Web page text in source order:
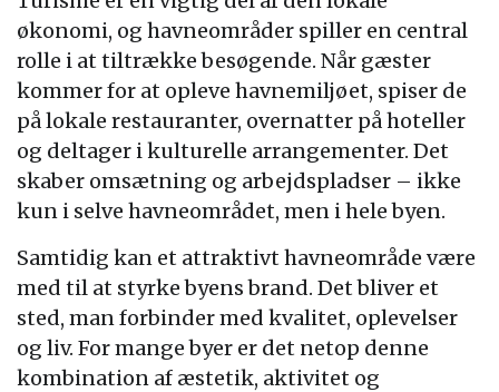
økonomi, og havneområder spiller en central
rolle i at tiltrække besøgende. Når gæster
kommer for at opleve havnemiljøet, spiser de
på lokale restauranter, overnatter på hoteller
og deltager i kulturelle arrangementer. Det
skaber omsætning og arbejdspladser – ikke
kun i selve havneområdet, men i hele byen.
Samtidig kan et attraktivt havneområde være
med til at styrke byens brand. Det bliver et
sted, man forbinder med kvalitet, oplevelser
og liv. For mange byer er det netop denne
kombination af æstetik, aktivitet og